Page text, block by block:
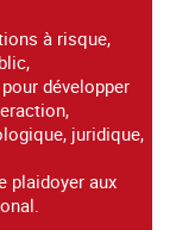
à risque,
développer
juridique,
plaidoyer aux